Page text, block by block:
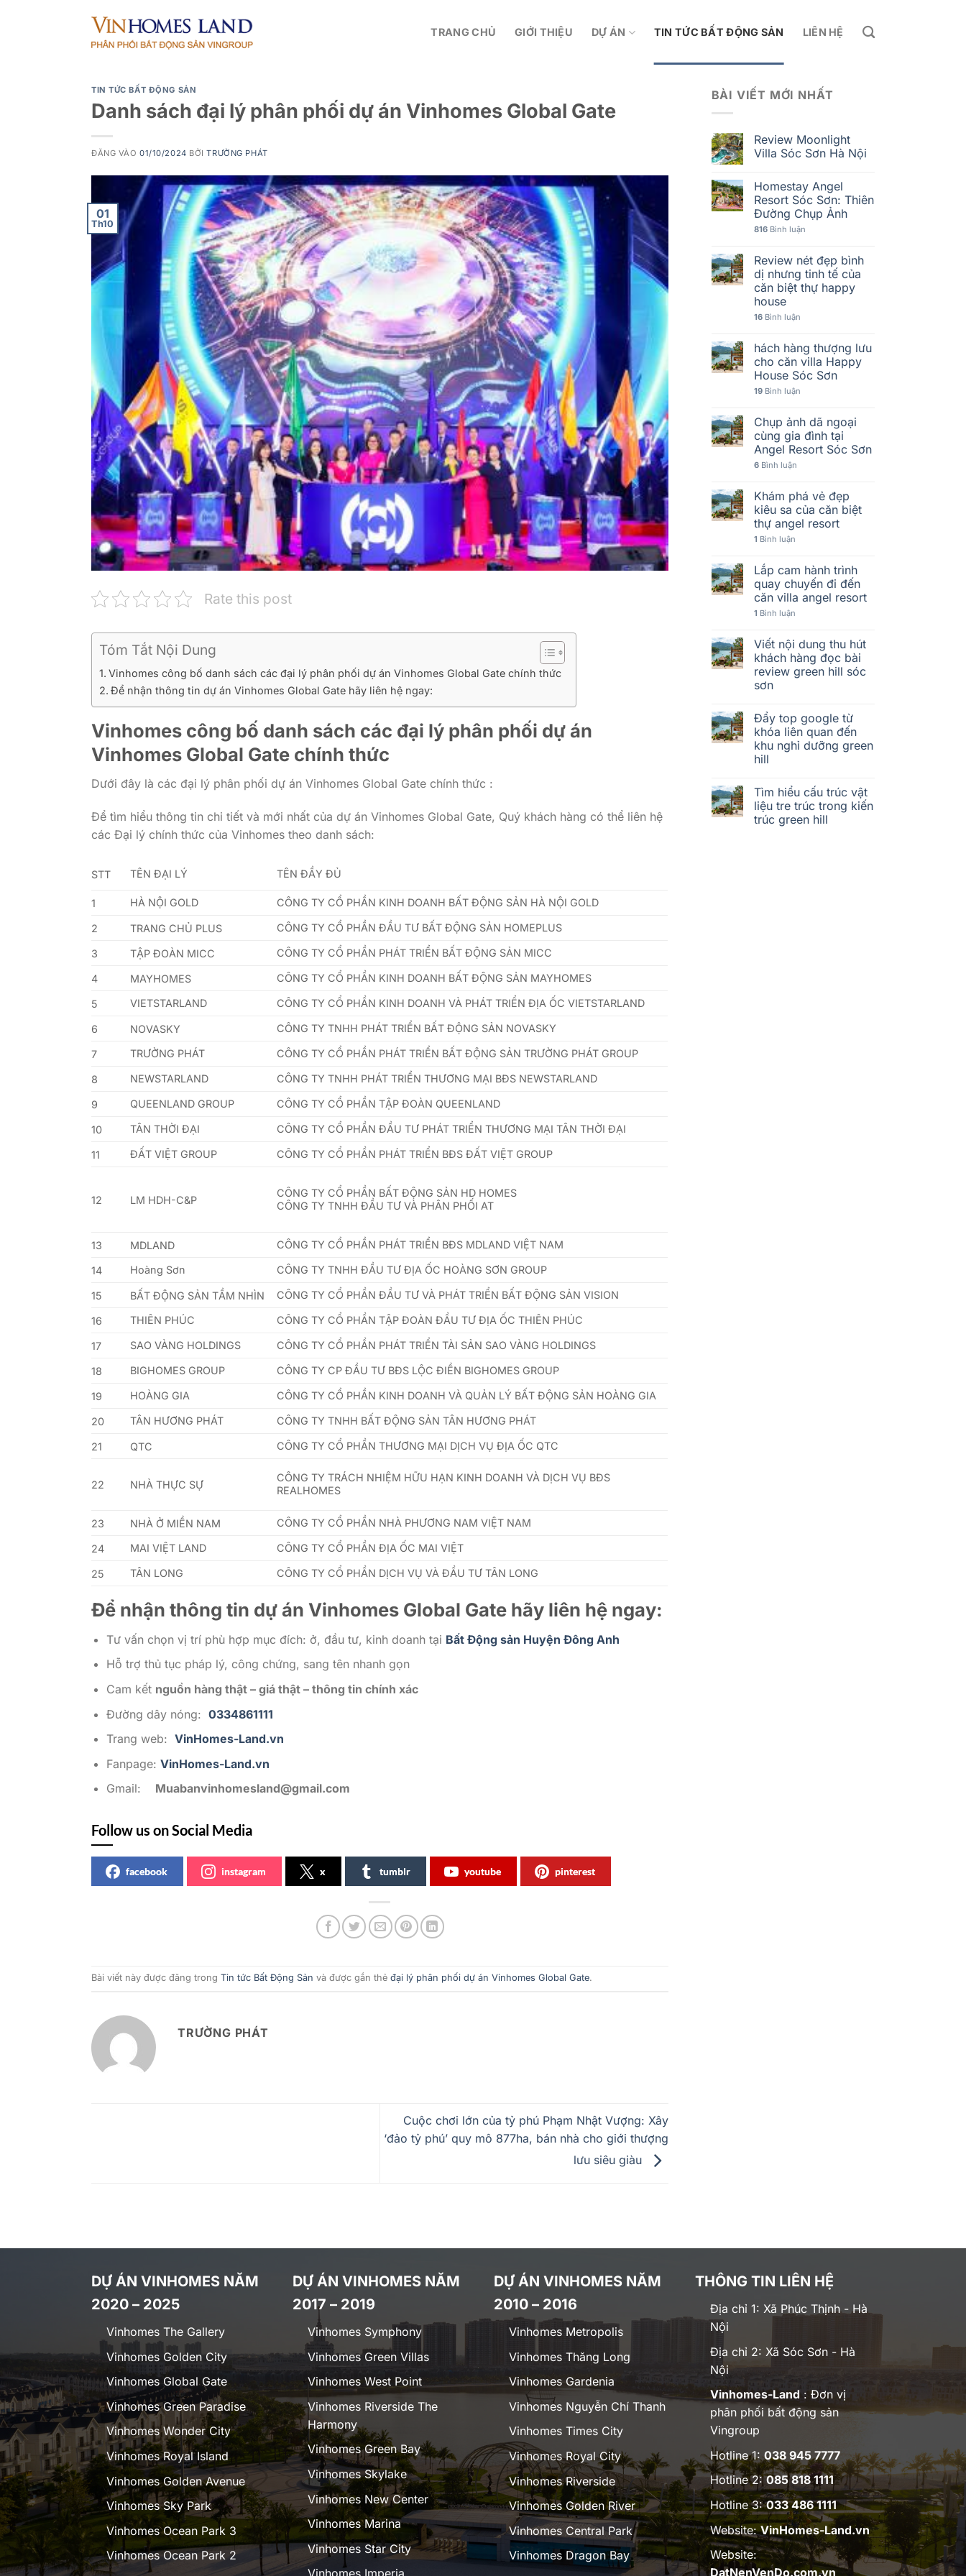
TRANG CHỦ GIỚI THIỆU DỰ ÁN TIN TỨC BẤT ĐỘNG SẢN LIÊN HỆ
TIN TỨC BẤT ĐỘNG SẢN
Danh sách đại lý phân phối dự án Vinhomes Global Gate
ĐĂNG VÀO01/10/2024 BỞITRƯỜNG PHÁT
01
Th10
Rate this post
Tóm Tắt Nội Dung
Vinhomes công bố danh sách các đại lý phân phối dự án Vinhomes Global Gate chính thức
Để nhận thông tin dự án Vinhomes Global Gate hãy liên hệ ngay:
Vinhomes công bố danh sách các đại lý phân phối dự án
Vinhomes Global Gate chính thức
Dưới đây là các đại lý phân phối dự án Vinhomes Global Gate chính thức :
Để tìm hiểu thông tin chi tiết và mới nhất của dự án Vinhomes Global Gate, Quý khách hàng có thể liên hệ
các Đại lý chính thức của Vinhomes theo danh sách:
STT TÊN ĐẠI LÝ TÊN ĐẦY ĐỦ
1 HÀ NỘI GOLD CÔNG TY CỔ PHẦN KINH DOANH BẤT ĐỘNG SẢN HÀ NỘI GOLD
2 TRANG CHỦ PLUS CÔNG TY CỔ PHẦN ĐẦU TƯ BẤT ĐỘNG SẢN HOMEPLUS
3 TẬP ĐOÀN MICC CÔNG TY CỔ PHẦN PHÁT TRIỂN BẤT ĐỘNG SẢN MICC
4 MAYHOMES CÔNG TY CỔ PHẦN KINH DOANH BẤT ĐỘNG SẢN MAYHOMES
5 VIETSTARLAND CÔNG TY CỔ PHẦN KINH DOANH VÀ PHÁT TRIỂN ĐỊA ỐC VIETSTARLAND
6 NOVASKY CÔNG TY TNHH PHÁT TRIỂN BẤT ĐỘNG SẢN NOVASKY
7 TRƯỜNG PHÁT CÔNG TY CỔ PHẦN PHÁT TRIỂN BẤT ĐỘNG SẢN TRƯỜNG PHÁT GROUP
8 NEWSTARLAND CÔNG TY TNHH PHÁT TRIỂN THƯƠNG MẠI BĐS NEWSTARLAND
9 QUEENLAND GROUP CÔNG TY CỔ PHẦN TẬP ĐOÀN QUEENLAND
10 TÂN THỜI ĐẠI CÔNG TY CỔ PHẦN ĐẦU TƯ PHÁT TRIỂN THƯƠNG MẠI TÂN THỜI ĐẠI
11 ĐẤT VIỆT GROUP CÔNG TY CỔ PHẦN PHÁT TRIỂN BĐS ĐẤT VIỆT GROUP
12 LM HDH-C&P
CÔNG TY CỔ PHẦN BẤT ĐỘNG SẢN HD HOMES
CÔNG TY TNHH ĐẦU TƯ VÀ PHÂN PHỐI AT
13 MDLAND CÔNG TY CỔ PHẦN PHÁT TRIỂN BĐS MDLAND VIỆT NAM
14 Hoàng Sơn CÔNG TY TNHH ĐẦU TƯ ĐỊA ỐC HOÀNG SƠN GROUP
15 BẤT ĐỘNG SẢN TẦM NHÌN CÔNG TY CỔ PHẦN ĐẦU TƯ VÀ PHÁT TRIỂN BẤT ĐỘNG SẢN VISION
16 THIÊN PHÚC CÔNG TY CỔ PHẦN TẬP ĐOÀN ĐẦU TƯ ĐỊA ỐC THIÊN PHÚC
17 SAO VÀNG HOLDINGS CÔNG TY CỔ PHẦN PHÁT TRIỂN TÀI SẢN SAO VÀNG HOLDINGS
18 BIGHOMES GROUP CÔNG TY CP ĐẦU TƯ BĐS LỘC ĐIỀN BIGHOMES GROUP
19 HOÀNG GIA CÔNG TY CỔ PHẦN KINH DOANH VÀ QUẢN LÝ BẤT ĐỘNG SẢN HOÀNG GIA
20 TÂN HƯƠNG PHÁT CÔNG TY TNHH BẤT ĐỘNG SẢN TÂN HƯƠNG PHÁT
21 QTC CÔNG TY CỔ PHẦN THƯƠNG MẠI DỊCH VỤ ĐỊA ỐC QTC
22 NHÀ THỰC SỰ
CÔNG TY TRÁCH NHIỆM HỮU HẠN KINH DOANH VÀ DỊCH VỤ BĐS
REALHOMES
23 NHÀ Ở MIỀN NAM CÔNG TY CỔ PHẦN NHÀ PHƯƠNG NAM VIỆT NAM
24 MAI VIỆT LAND CÔNG TY CỔ PHẦN ĐỊA ỐC MAI VIỆT
25 TÂN LONG CÔNG TY CỔ PHẦN DỊCH VỤ VÀ ĐẦU TƯ TÂN LONG
Để nhận thông tin dự án Vinhomes Global Gate hãy liên hệ ngay:
Tư vấn chọn vị trí phù hợp mục đích: ở, đầu tư, kinh doanh tại Bất Động sản Huyện Đông Anh
Hỗ trợ thủ tục pháp lý, công chứng, sang tên nhanh gọn
Cam kết nguồn hàng thật – giá thật – thông tin chính xác
Đường dây nóng: 0334861111
Trang web: VinHomes-Land.vn
Fanpage: VinHomes-Land.vn
Gmail: Muabanvinhomesland@gmail.com
Follow us on Social Media
facebook instagram x tumblr youtube pinterest
Bài viết này được đăng trong Tin tức Bất Động Sản và được gắn thẻ đại lý phân phối dự án Vinhomes Global Gate.
TRƯỜNG PHÁT
Cuộc chơi lớn của tỷ phú Phạm Nhật Vượng: Xây
‘đảo tỷ phú’ quy mô 877ha, bán nhà cho giới thượng
lưu siêu giàu
BÀI VIẾT MỚI NHẤT
Review Moonlight
Villa Sóc Sơn Hà Nội
Homestay Angel
Resort Sóc Sơn: Thiên
Đường Chụp Ảnh
816Bình luận
Review nét đẹp bình
dị nhưng tinh tế của
căn biệt thự happy
house
16Bình luận
hách hàng thượng lưu
cho căn villa Happy
House Sóc Sơn
19Bình luận
Chụp ảnh dã ngoại
cùng gia đình tại
Angel Resort Sóc Sơn
6Bình luận
Khám phá vẻ đẹp
kiêu sa của căn biệt
thự angel resort
1 Bình luận
Lắp cam hành trình
quay chuyến đi đến
căn villa angel resort
1 Bình luận
Viết nội dung thu hút
khách hàng đọc bài
review green hill sóc
sơn
Đẩy top google từ
khóa liên quan đến
khu nghỉ dưỡng green
hill
Tìm hiểu cấu trúc vật
liệu tre trúc trong kiến
trúc green hill
DỰ ÁN VINHOMES NĂM
2020 – 2025
Vinhomes The Gallery
Vinhomes Golden City
Vinhomes Global Gate
Vinhomes Green Paradise
Vinhomes Wonder City
Vinhomes Royal Island
Vinhomes Golden Avenue
Vinhomes Sky Park
Vinhomes Ocean Park 3
Vinhomes Ocean Park 2
DỰ ÁN VINHOMES NĂM
2017 – 2019
Vinhomes Symphony
Vinhomes Green Villas
Vinhomes West Point
Vinhomes Riverside The
Harmony
Vinhomes Green Bay
Vinhomes Skylake
Vinhomes New Center
Vinhomes Marina
Vinhomes Star City
DỰ ÁN VINHOMES NĂM
2010 – 2016
Vinhomes Metropolis
Vinhomes Thăng Long
Vinhomes Gardenia
Vinhomes Nguyễn Chí Thanh
Vinhomes Times City
Vinhomes Royal City
Vinhomes Riverside
Vinhomes Golden River
Vinhomes Central Park
Vinhomes Dragon Bay
THÔNG TIN LIÊN HỆ
Địa chỉ 1: Xã Phúc Thịnh - Hà
Nội
Địa chỉ 2: Xã Sóc Sơn - Hà
Nội
Vinhomes-Land: Đơn vị
phân phối bất động sản
Vingroup
Hotline 1:038 945 7777
Hotline 2:085 818 1111
Hotline 3:033 486 1111
Website:VinHomes-Land.vn
Website:
DatNenVenDo.com.vn